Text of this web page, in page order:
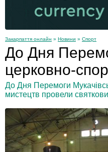
Закарпаття онлайн » Новини » Спорт
До Дня
церковно-
До Дня Перемоги
мистецтв провели